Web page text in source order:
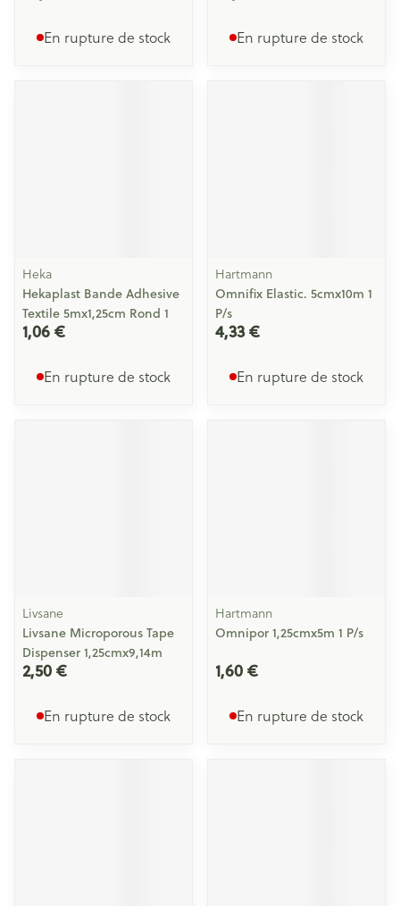
En rupture de stock En rupture de stock
Heka
Hekaplast Bande Adhesive
Textile 5mx1,25cm Rond 1
1,06 €
En rupture de stock
Hartmann
Omnifix Elastic. 5cmx10m 1
P/s
4,33 €
En rupture de stock
Livsane
Livsane Microporous Tape
Dispenser 1,25cmx9,14m
2,50 €
En rupture de stock
Hartmann
Omnipor 1,25cmx5m 1 P/s
1,60 €
En rupture de stock